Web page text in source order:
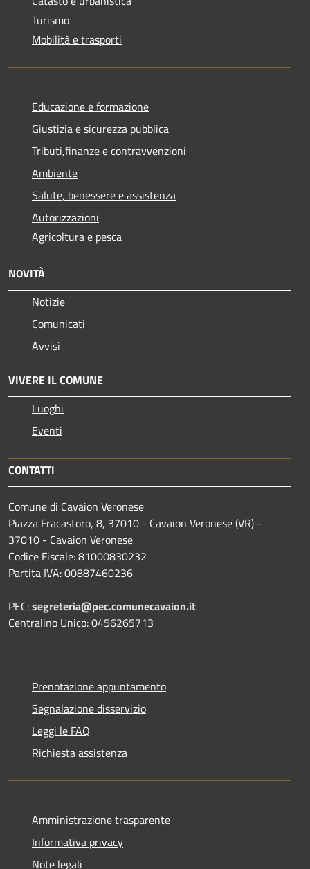
Turismo
Mobilità e trasporti
Educazione e formazione
Giustizia e sicurezza pubblica
Tributi,finanze e contravvenzioni
Ambiente
Salute, benessere e assistenza
Autorizzazioni
Agricoltura e pesca
NOVITÀ
Notizie
Comunicati
Avvisi
VIVERE IL COMUNE
Luoghi
Eventi
CONTATTI
Comune di Cavaion Veronese
Piazza Fracastoro, 8, 37010 - Cavaion Veronese (VR) -
37010 - Cavaion Veronese
Codice Fiscale: 81000830232
Partita IVA: 00887460236
PEC:segreteria@pec.comunecavaion.it
Centralino Unico: 0456265713
Prenotazione appuntamento
Segnalazione disservizio
Leggi le FAQ
Richiesta assistenza
Amministrazione trasparente
Informativa privacy
Note legali